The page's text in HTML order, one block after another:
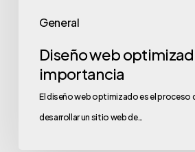
General
Diseño web
importancia
El diseño web optimizado es el proceso
desarrollar un sitio web de…